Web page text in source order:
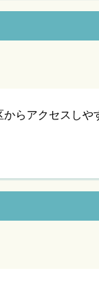
らアクセスしや